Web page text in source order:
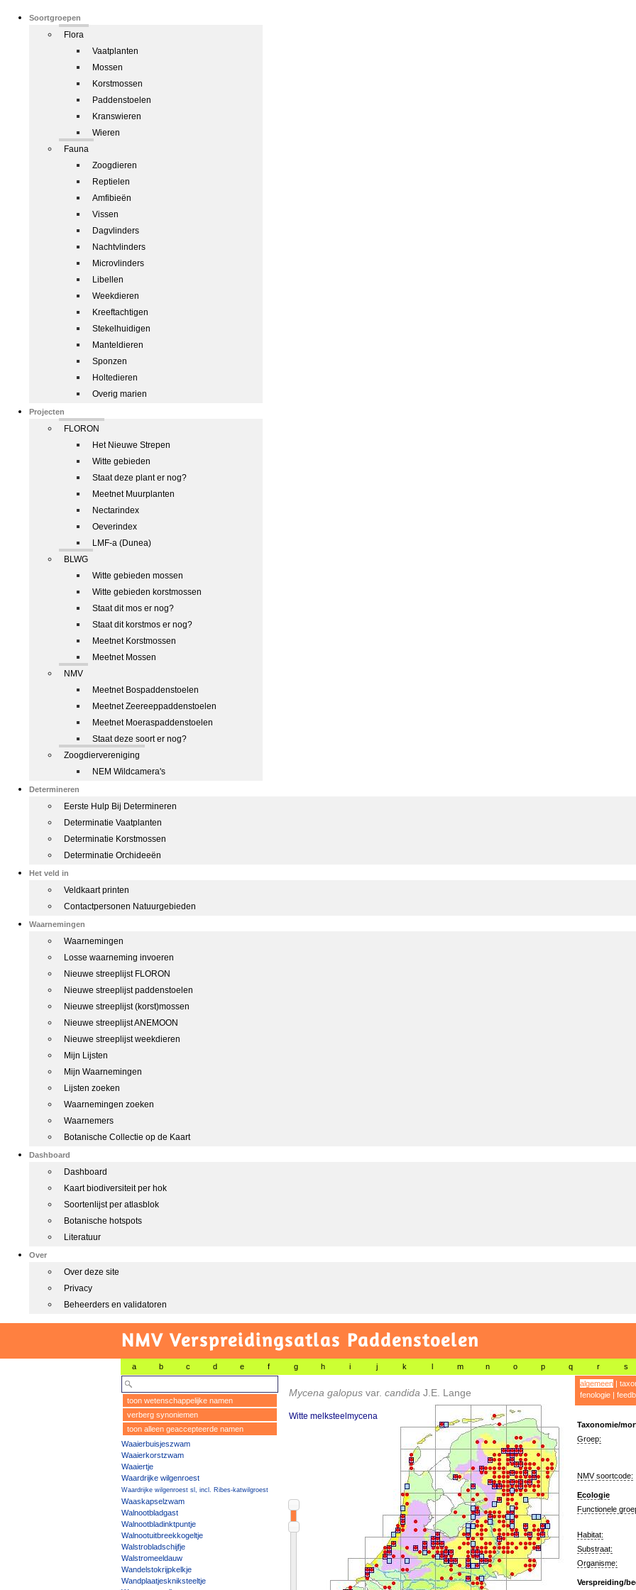
Soortgroepen
Flora
Vaatplanten
Mossen
Korstmossen
Paddenstoelen
Kranswieren
Wieren
Fauna
Zoogdieren
Reptielen
Amfibieën
Vissen
Dagvlinders
Nachtvlinders
Microvlinders
Libellen
Weekdieren
Kreeftachtigen
Stekelhuidigen
Manteldieren
Sponzen
Holtedieren
Overig marien
Projecten
FLORON
Het Nieuwe Strepen
Witte gebieden
Staat deze plant er nog?
Meetnet Muurplanten
Nectarindex
Oeverindex
LMF-a (Dunea)
BLWG
Witte gebieden mossen
Witte gebieden korstmossen
Staat dit mos er nog?
Staat dit korstmos er nog?
Meetnet Korstmossen
Meetnet Mossen
NMV
Meetnet Bospaddenstoelen
Meetnet Zeereeppaddenstoelen
Meetnet Moeraspaddenstoelen
Staat deze soort er nog?
Zoogdiervereniging
NEM Wildcamera's
Determineren
Eerste Hulp Bij Determineren
Determinatie Vaatplanten
Determinatie Korstmossen
Determinatie Orchideeën
Het veld in
Veldkaart printen
Contactpersonen Natuurgebieden
Waarnemingen
Waarnemingen
Losse waarneming invoeren
Nieuwe streeplijst FLORON
Nieuwe streeplijst paddenstoelen
Nieuwe streeplijst (korst)mossen
Nieuwe streeplijst ANEMOON
Nieuwe streeplijst weekdieren
Mijn Lijsten
Mijn Waarnemingen
Lijsten zoeken
Waarnemingen zoeken
Waarnemers
Botanische Collectie op de Kaart
Dashboard
Dashboard
Kaart biodiversiteit per hok
Soortenlijst per atlasblok
Botanische hotspots
Literatuur
Over
Over deze site
Privacy
Beheerders en validatoren
NMV Verspreidingsatlas Paddenstoelen
a b c d e f g h i j k l m n o p q r s
toon wetenschappelijke namen
verberg synoniemen
toon alleen geaccepteerde namen
Waaierbuisjeszwam
Waaierkorstzwam
Waaiertje
Waardrijke wilgenroest
Waardrijke wilgenroest sl, incl. Ribes-katwilgroest
Waaskapselzwam
Walnootbladgast
Walnootbladinktpuntje
Walnootuitbreekkogeltje
Walstrobladschijfje
Walstromeeldauw
Wandelstokrijpkelkje
Wandplaatjeskniksteeltje
Mycena galopus var. candida J.E. Lange
Witte melksteelmycena
algemeen|
fenologie|
Taxonomie/
Groep:
NMV soortcode:
Ecologie
Functionele
Habitat:
Substraat:
Organisme:
Verspreiding/